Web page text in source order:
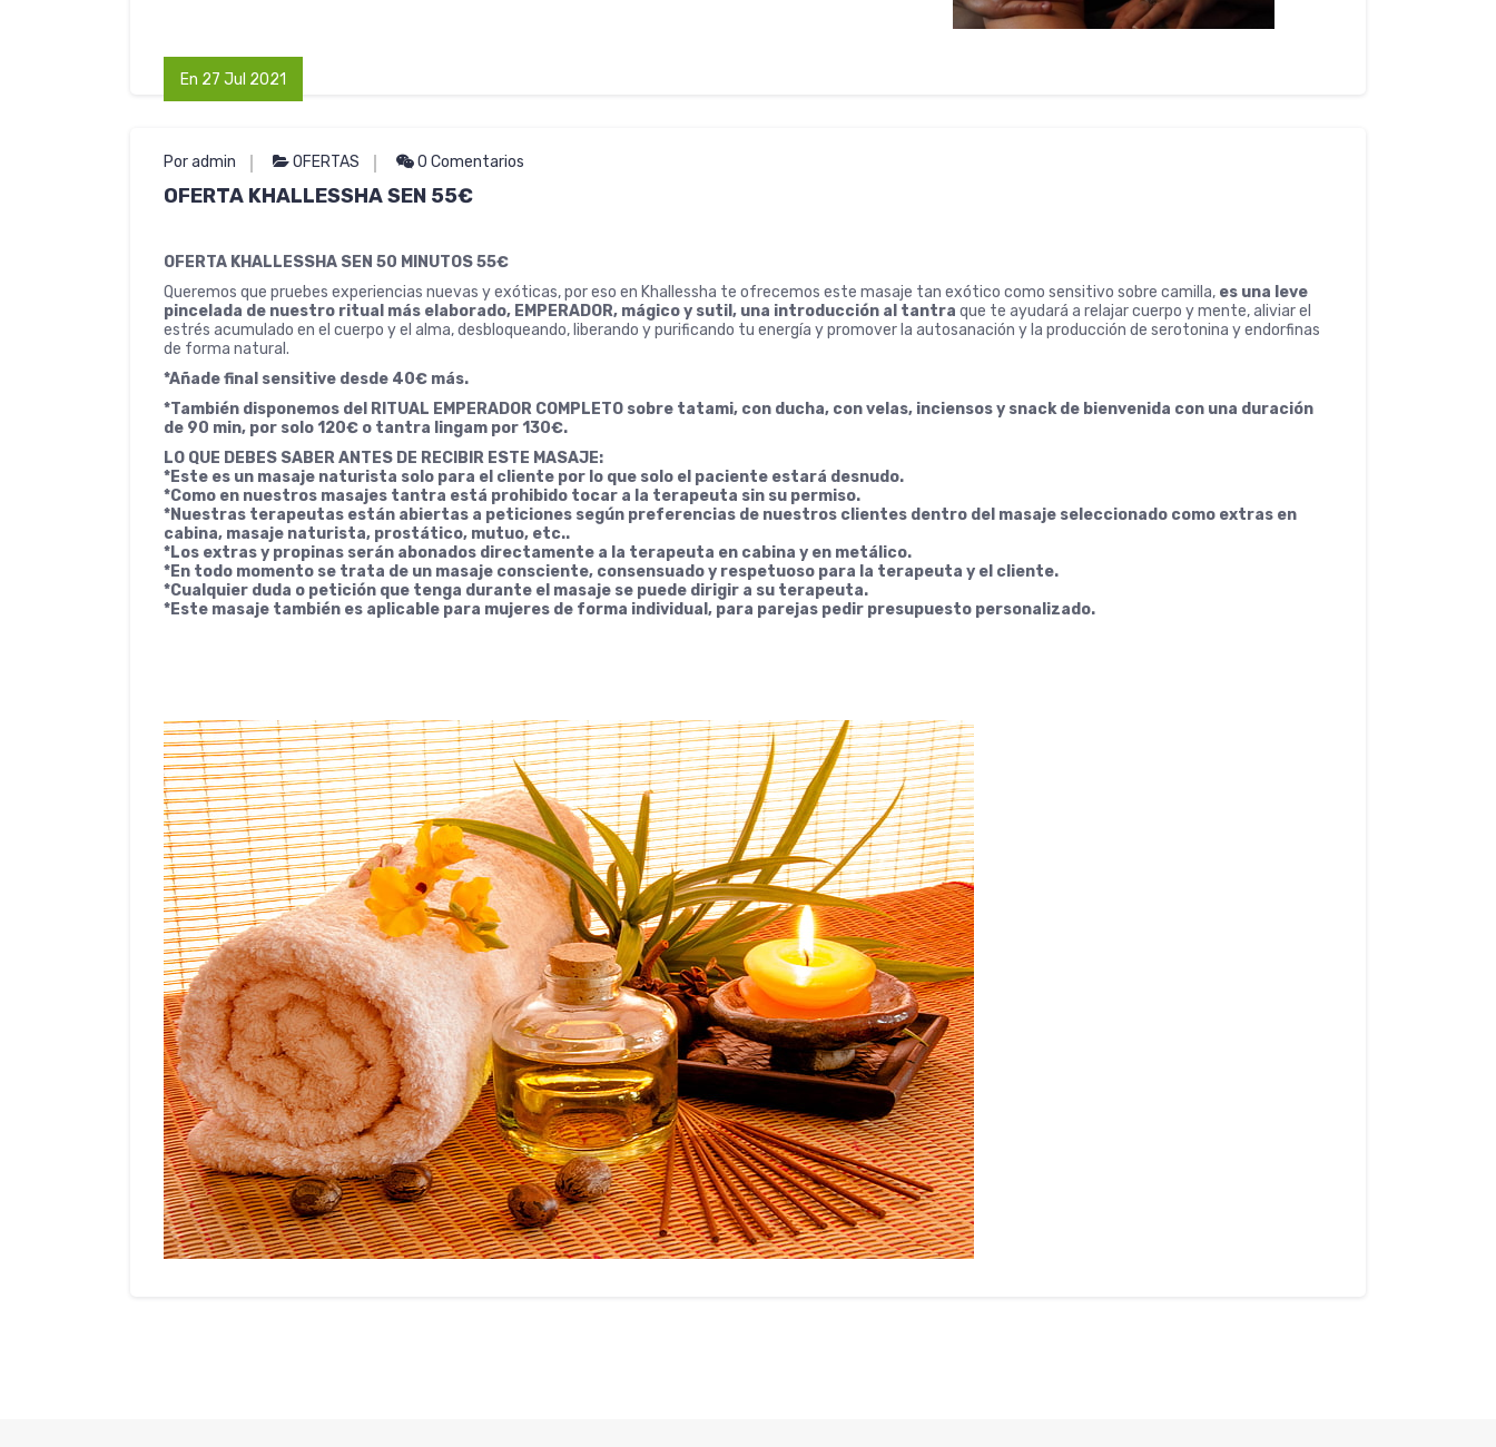
En 27 Jul 2021
Por admin OFERTAS 0 Comentarios
OFERTA KHALLESSHA SEN 55€
OFERTA KHALLESSHA SEN 50 MINUTOS 55€
Queremos que pruebes experiencias nuevas y exóticas, por eso en Khallessha te ofrecemos este masaje tan exótico como sensitivo sobre camilla, es una leve
pincelada de nuestro ritual más elaborado, EMPERADOR, mágico y sutil, una introducción al tantra que te ayudará a relajar cuerpo y mente, aliviar el
estrés acumulado en el cuerpo y el alma, desbloqueando, liberando y purificando tu energía y promover la autosanación y la producción de serotonina y endorfinas
de forma natural.
*Añade final sensitive desde 40€ más.
*También disponemos del RITUAL EMPERADOR COMPLETO sobre tatami, con ducha, con velas, inciensos y snack de bienvenida con una duración
de 90 min, por solo 120€ o tantra lingam por 130€.
LO QUE DEBES SABER ANTES DE RECIBIR ESTE MASAJE:
*Este es un masaje naturista solo para el cliente por lo que solo el paciente estará desnudo.
*Como en nuestros masajes tantra está prohibido tocar a la terapeuta sin su permiso.
*Nuestras terapeutas están abiertas a peticiones según preferencias de nuestros clientes dentro del masaje seleccionado como extras en
cabina, masaje naturista, prostático, mutuo, etc..
*Los extras y propinas serán abonados directamente a la terapeuta en cabina y en metálico.
*En todo momento se trata de un masaje consciente, consensuado y respetuoso para la terapeuta y el cliente.
*Cualquier duda o petición que tenga durante el masaje se puede dirigir a su terapeuta.
*Este masaje también es aplicable para mujeres de forma individual, para parejas pedir presupuesto personalizado.